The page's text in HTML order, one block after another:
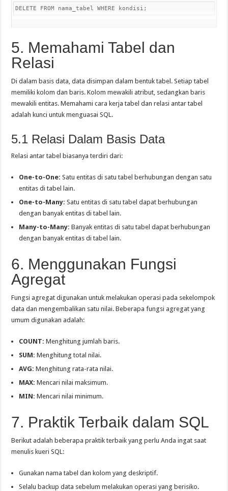
DELETE FROM nama_tabel WHERE kondisi;
5. Memahami Tabel dan
Relasi
Di dalam basis data, data disimpan dalam bentuk tabel. Setiap tabel
memiliki kolom dan baris. Kolom mewakili atribut, sedangkan baris
mewakili entitas. Memahami cara kerja tabel dan relasi antar tabel
adalah kunci untuk menguasai SQL.
5.1 Relasi Dalam Basis Data
Relasi antar tabel biasanya terdiri dari:
One-to-One: Satu entitas di satu tabel berhubungan dengan satu
entitas di tabel lain.
One-to-Many: Satu entitas di satu tabel dapat berhubungan
dengan banyak entitas di tabel lain.
Many-to-Many: Banyak entitas di satu tabel dapat berhubungan
dengan banyak entitas di tabel lain.
6. Menggunakan Fungsi
Agregat
Fungsi agregat digunakan untuk melakukan operasi pada sekelompok
data dan mengembalikan satu nilai. Beberapa fungsi agregat yang
umum digunakan adalah:
COUNT: Menghitung jumlah baris.
SUM: Menghitung total nilai.
AVG: Menghitung rata-rata nilai.
MAX: Mencari nilai maksimum.
MIN: Mencari nilai minimum.
7. Praktik Terbaik dalam SQL
Berikut adalah beberapa praktik terbaik yang perlu Anda ingat saat
menulis kueri SQL:
Gunakan nama tabel dan kolom yang deskriptif.
Selalu backup data sebelum melakukan operasi yang berisiko.